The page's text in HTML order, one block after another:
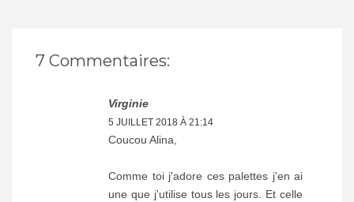
7 Commentaires:
Virginie
5 JUILLET 2018 À 21:14
Coucou Alina,
Comme toi j'adore ces palettes j'en ai
une que j'utilise tous les jours. Et celle